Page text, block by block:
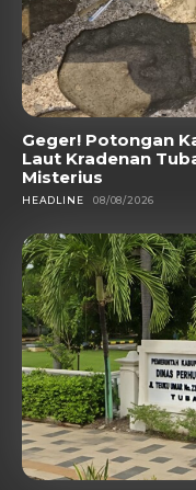
Geger! Potongan
Laut Kradenan
Misterius
HEADLINE 08/08/2026